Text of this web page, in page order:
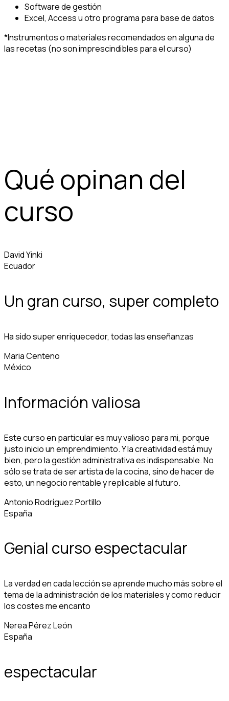
Software de gestión
Excel, Access u otro programa para base de datos
*Instrumentos o materiales recomendados en alguna de
las recetas (no son imprescindibles para el curso)
Qué opinan del
curso
David Yinki
Ecuador
Un gran curso, super completo
Ha sido super enriquecedor, todas las enseñanzas
Maria Centeno
México
Información valiosa
Este curso en particular es muy valioso para mi, porque
justo inicio un emprendimiento. Y la creatividad está muy
bien, pero la gestión administrativa es indispensable. No
sólo se trata de ser artista de la cocina, sino de hacer de
esto, un negocio rentable y replicable al futuro.
Antonio Rodríguez Portillo
España
Genial curso espectacular
La verdad en cada lección se aprende mucho más sobre el
tema de la administración de los materiales y como reducir
los costes me encanto
Nerea Pérez León
España
espectacular